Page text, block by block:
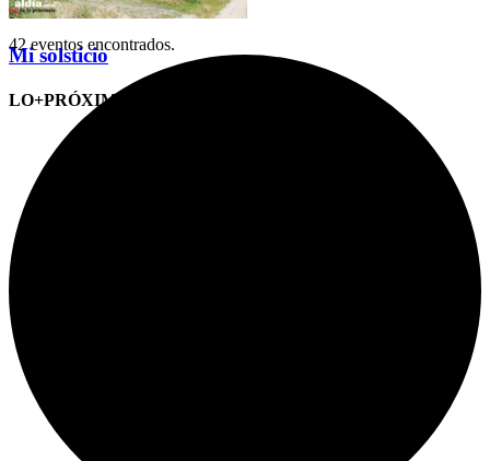
Mi solsticio
LO+PRÓXIMO (CITAS)
42 eventos encontrados.